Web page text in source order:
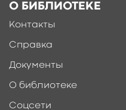
О БИБЛИОТЕКЕ
Контакты
Справка
Документы
О библиотеке
Соцсети